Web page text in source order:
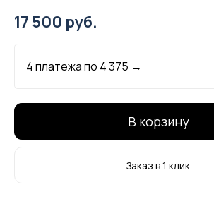
17 500 руб.
4 платежа по 4 375 →
В корзину
Заказ в 1 клик